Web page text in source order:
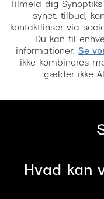
Tilmeld dig
synet, tilbud,
kontaktlinser via
Du kan til
informationer. Se
ikke kombineres
gælder ikke
Hvad kan